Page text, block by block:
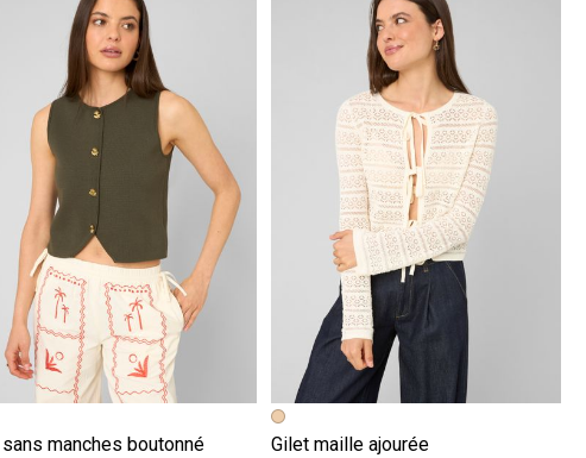
précédente
suivante
manches boutonné
Image précédente
Image suivante
Gilet maille ajourée